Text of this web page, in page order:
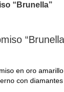
“Brunella”
en oro
con